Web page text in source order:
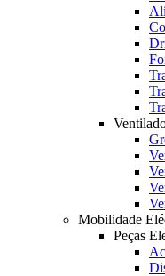
Mobilidade
Peças